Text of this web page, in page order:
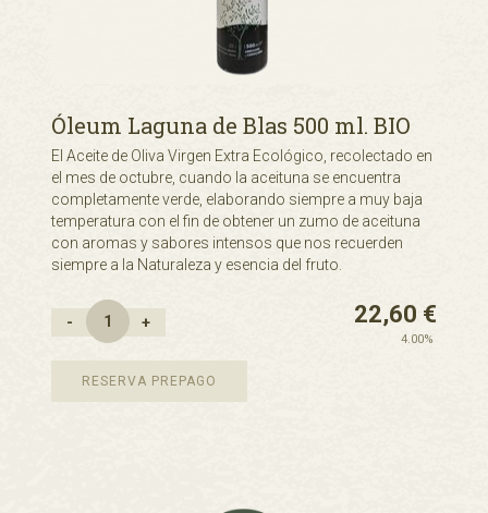
Óleum Laguna de Blas 500 ml. BIO
El Aceite de Oliva Virgen Extra Ecológico, recolectado en
el mes de octubre, cuando la aceituna se encuentra
completamente verde, elaborando siempre a muy baja
temperatura con el fin de obtener un zumo de aceituna
con aromas y sabores intensos que nos recuerden
siempre a la Naturaleza y esencia del fruto.
22,60 €
4.00%
- +
RESERVA PREPAGO